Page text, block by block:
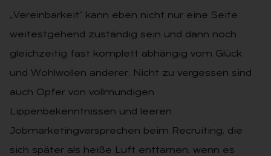
„Vereinbarkeit“ kann eben nicht nur eine Seite
weitestgehend zuständig sein und dann noch
gleichzeitig fast komplett abhängig vom Glück
und Wohlwollen anderer. Nicht zu vergessen sind
auch Opfer von vollmundigen
Lippenbekenntnissen und leeren
Jobmarketingversprechen beim Recruiting, die
sich später als heiße Luft enttarnen, wenn es